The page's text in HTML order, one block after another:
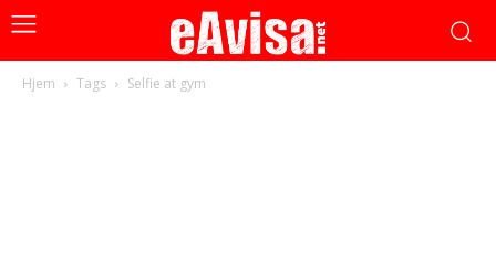
Hjem Tags Selfie at gym